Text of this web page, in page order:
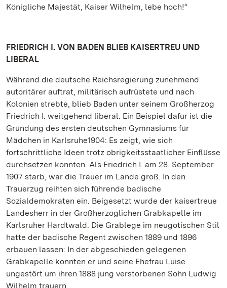
Königliche Majestät, Kaiser Wilhelm, lebe hoch!“
FRIEDRICH I. VON BADEN BLIEB KAISERTREU UND
LIBERAL
Während die deutsche Reichsregierung zunehmend
autoritärer auftrat, militärisch aufrüstete und nach
Kolonien strebte, blieb Baden unter seinem Großherzog
Friedrich I. weitgehend liberal. Ein Beispiel dafür ist die
Gründung des ersten deutschen Gymnasiums für
Mädchen in Karlsruhe1904: Es zeigt, wie sich
fortschrittliche Ideen trotz obrigkeitsstaatlicher Einflüsse
durchsetzen konnten. Als Friedrich I. am 28. September
1907 starb, war die Trauer im Lande groß. In den
Trauerzug reihten sich führende badische
Sozialdemokraten ein. Beigesetzt wurde der kaisertreue
Landesherr in der Großherzoglichen Grabkapelle im
Karlsruher Hardtwald. Die Grablege im neugotischen Stil
hatte der badische Regent zwischen 1889 und 1896
erbauen lassen: In der abgeschieden gelegenen
Grabkapelle konnten er und seine Ehefrau Luise
ungestört um ihren 1888 jung verstorbenen Sohn Ludwig
Wilhelm trauern.